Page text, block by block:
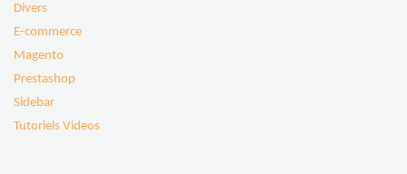
Divers
E-commerce
Magento
Prestashop
Sidebar
Tutoriels Videos